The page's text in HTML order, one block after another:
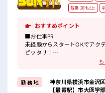
残業 20H以上
おすすめポイント
■お仕事PR
未経験からスタートOKでアク
ピッタリ！
ウレシイ高時給でガッチリ稼げ
なので職場の環境面も充実して
社員食堂や売店もあります。
勤 務 地
神奈川県横浜市金沢区
【最寄駅】市大医学